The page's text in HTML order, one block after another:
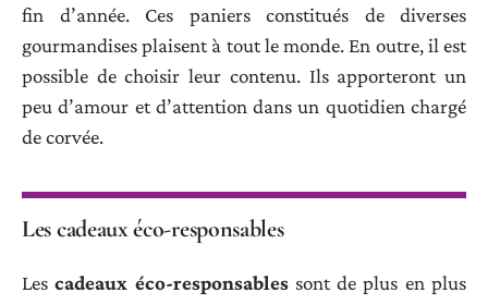
fin d’année. Ces paniers constitués de diverses
gourmandises plaisent à tout le monde. En outre, il est
possible de choisir leur contenu. Ils apporteront un
peu d’amour et d’attention dans un quotidien chargé
de corvée.
Les cadeaux éco-responsables
Lescadeaux éco-responsablessont de plus en plus